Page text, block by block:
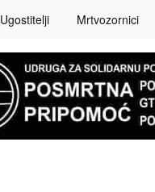
Ugostitelji Mrtvozornici